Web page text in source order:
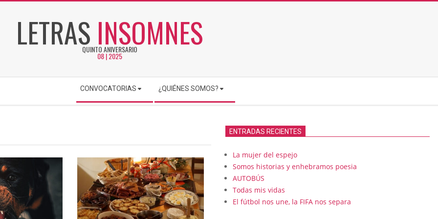
LETRAS INSOMNES
QUINTO ANIVERSARIO
08 | 2025
CONVOCATORIAS ¿QUIÉNES SOMOS?
ENTRADAS RECIENTES
La mujer del espejo
Somos historias y enhebramos poesia
AUTOBÚS
Todas mis vidas
El fútbol nos une, la FIFA nos separa